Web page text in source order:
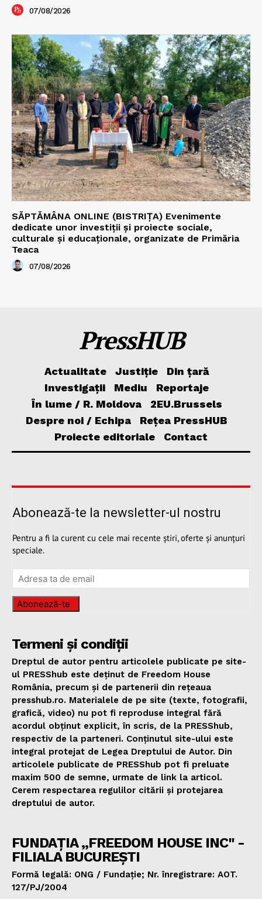
07/08/2026
SĂPTĂMÂNA ONLINE (BISTRIȚA) Evenimente
dedicate unor investiții și proiecte sociale,
culturale și educaționale, organizate de Primăria
Teaca
07/08/2026
PressHUB
Actualitate Justiție
Din țară
Investigații
Mediu
Reportaje
În lume / R. Moldova
2EU.Brussels
Despre noi / Echipa
Rețea PressHUB
Proiecte editoriale
Contact
Abonează-te la newsletter-ul nostru
Pentru a fi la curent cu cele mai recente știri, oferte și anunțuri
speciale.
Abonează-te
Termeni și condiții
Dreptul de autor pentru articolele publicate pe site-
ul PRESShub este deținut de Freedom House
România, precum și de partenerii din rețeaua
presshub.ro. Materialele de pe site (texte, fotografii,
grafică, video) nu pot fi reproduse integral fără
acordul obținut explicit, în scris, de la PRESShub,
respectiv de la parteneri. Conținutul site-ului este
integral protejat de Legea Dreptului de Autor. Din
articolele publicate de PRESShub pot fi preluate
maxim 500 de semne, urmate de link la articol.
Cerem respectarea regulilor citării și protejarea
dreptului de autor.
FUNDAȚIA „FREEDOM HOUSE INC" -
FILIALA BUCUREȘTI
Formă legală: ONG / Fundație; Nr. înregistrare: AOT.
127/PJ/2004